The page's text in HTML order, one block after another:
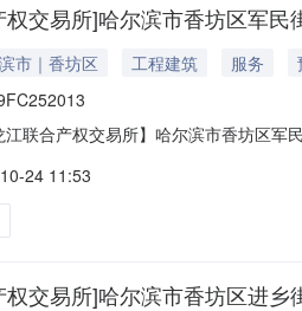
交易所]哈尔滨市香坊区军
市｜香坊区 工程建筑 服务
江联合产权交易所】哈尔滨市香坊区
接24 11:53
交易所]哈尔滨市香坊区进